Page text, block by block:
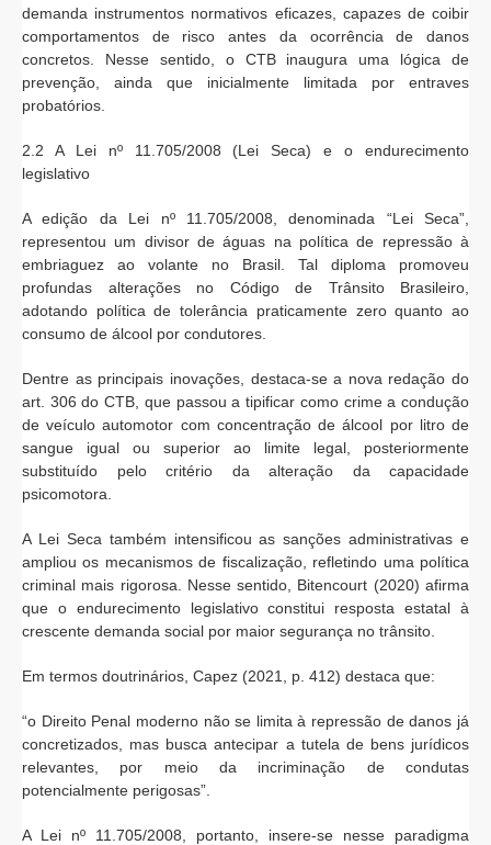
demanda instrumentos normativos eficazes, capazes de coibir
comportamentos de risco antes da ocorrência de danos
concretos. Nesse sentido, o CTB inaugura uma lógica de
prevenção, ainda que inicialmente limitada por entraves
probatórios.
2.2 A Lei nº 11.705/2008 (Lei Seca) e o endurecimento
legislativo
A edição da Lei nº 11.705/2008, denominada “Lei Seca”,
representou um divisor de águas na política de repressão à
embriaguez ao volante no Brasil. Tal diploma promoveu
profundas alterações no Código de Trânsito Brasileiro,
adotando política de tolerância praticamente zero quanto ao
consumo de álcool por condutores.
Dentre as principais inovações, destaca-se a nova redação do
art. 306 do CTB, que passou a tipificar como crime a condução
de veículo automotor com concentração de álcool por litro de
sangue igual ou superior ao limite legal, posteriormente
substituído pelo critério da alteração da capacidade
psicomotora.
A Lei Seca também intensificou as sanções administrativas e
ampliou os mecanismos de fiscalização, refletindo uma política
criminal mais rigorosa. Nesse sentido, Bitencourt (2020) afirma
que o endurecimento legislativo constitui resposta estatal à
crescente demanda social por maior segurança no trânsito.
Em termos doutrinários, Capez (2021, p. 412) destaca que:
“o Direito Penal moderno não se limita à repressão de danos já
concretizados, mas busca antecipar a tutela de bens jurídicos
relevantes, por meio da incriminação de condutas
potencialmente perigosas”.
A Lei nº 11.705/2008, portanto, insere-se nesse paradigma